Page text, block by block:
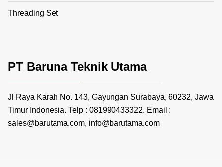
Threading Set
PT Baruna Teknik Utama
Jl Raya Karah No. 143, Gayungan Surabaya, 60232, Jawa
Timur Indonesia. Telp : 081990433322. Email :
sales@barutama.com, info@barutama.com